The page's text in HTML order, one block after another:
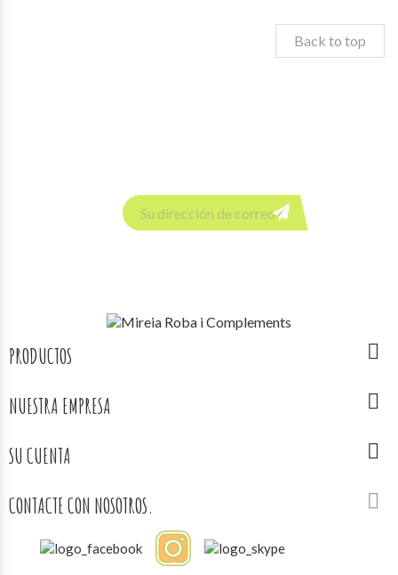
Back to top
PRODUCTOS 
NUESTRA EMPRESA 
SU CUENTA 
CONTACTE CON NOSOTROS. 